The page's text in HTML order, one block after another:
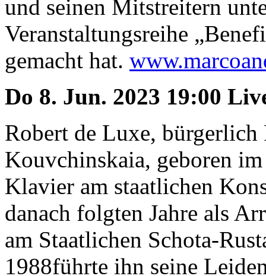
und seinen Mitstreitern
Veranstaltungsreihe
gemacht hat.
Do 8. Jun. 2023 19:00
Robert de Luxe, bürgerlich
Kouvchinskaia, geboren
Klavier am staatlichen
danach folgten Jahre als
am Staatlichen Schota-
1988führte ihn seine